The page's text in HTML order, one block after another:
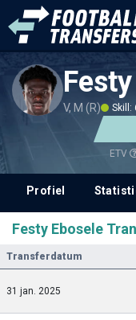
V, M (R) Skill:
ETV
Profiel
Festy Ebosele
Transferdatum
31 jan. 2025